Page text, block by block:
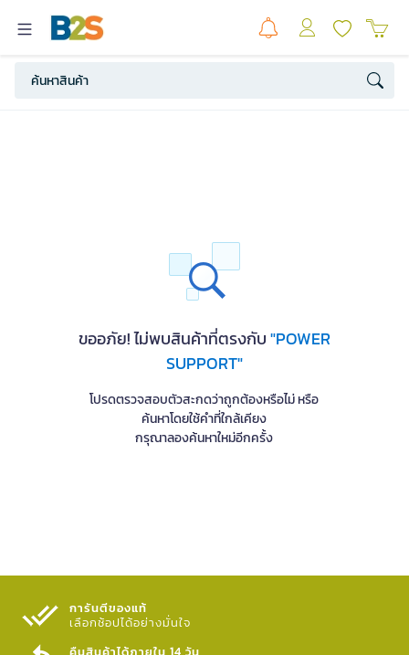
ขออภัย! ไม่พบสินค้าที่ตรงกับ"POWER
SUPPORT"
โปรดตรวจสอบตัวสะกดว่าถูกต้องหรือไม่ หรือ
ค้นหาโดยใช้คำที่ใกล้เคียง
กรุณาลองค้นหาใหม่อีกครั้ง
การันตีของแท้
เลือกช้อปได้อย่างมั่นใจ​